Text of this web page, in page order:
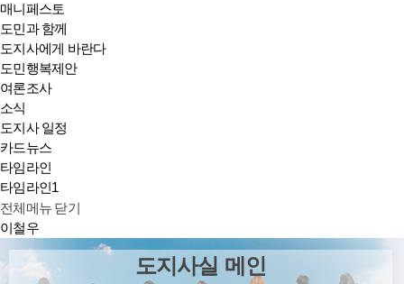
매니페스토
도민과 함께
도지사에게 바란다
도민행복제안
여론조사
소식
도지사 일정
카드뉴스
타임라인
타임라인1
전체메뉴 닫기
이철우
도지사실 메인